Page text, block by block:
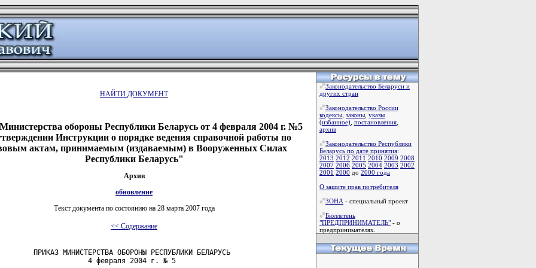
НАЙТИ ДОКУМЕНТ
обороны Республики Беларусь от 4 февраля 2004 г. №5
Инструкции о порядке ведения справочной работы по
актам, принимаемым (издаваемым) в Вооруженных Силах
Республики Беларусь"
Архив
обновление
Текст документа по состоянию на 28 марта 2007 года
<< Содержание
Законодательство Беларуси и
других стран
Законодательство России
кодексы законы указы
(избанное) постановления
архив
Законодательство Республики
Беларусь по дате принятия:
2013 2012 2011 2010 2009 2008
2007 2006 2005 2004 2003 2002
2001 2000 до 2000 года
О защите прав потребителя
ЗОНА - специальный проект
Бюллетень
"ПРЕДПРИНИМАТЕЛЬ" - о
предпринимателях.